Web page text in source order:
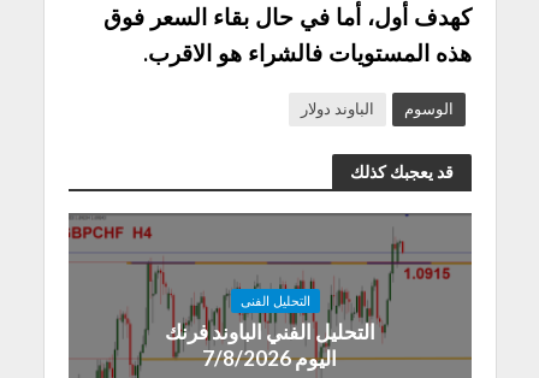
كهدف أول، أما في حال بقاء السعر فوق
هذه المستويات فالشراء هو الاقرب.
الوسوم الباوند دولار
قد يعجبك كذلك
التحليل الفنى
التحليل الفني الباوند فرنك
اليوم 7/8/2026